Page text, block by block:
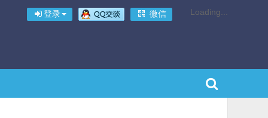
登录 微信 Loading...